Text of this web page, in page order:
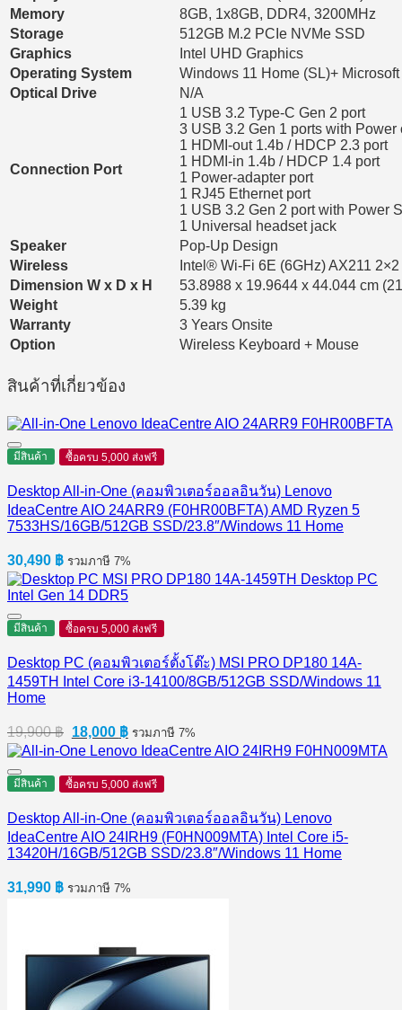
Memory
8GB, 1x8GB, DDR4, 3200MHz
Storage
512GB M.2 PCIe NVMe SSD
Graphics
Intel UHD Graphics
Operating System
Windows 11 Home (SL)+
Optical Drive
N/A
Connection Port
1 USB 3.2 Type-C Gen 2 port
3 USB 3.2 Gen 1 ports with Power
1 HDMI-out 1.4b / HDCP 2.3 port
1 HDMI-in 1.4b / HDCP 1.4 port
1 Power-adapter port
1 RJ45 Ethernet port
1 USB 3.2 Gen 2 port with Power
1 Universal headset jack
Speaker
Pop-Up Design
Wireless
Intel® Wi-Fi 6E (6GHz) AX211
Dimension W x D x H
53.8988 x 19.9644 x 44.044 cm
Weight
5.39 kg
Warranty
3 Years Onsite
Option
Wireless Keyboard + Mouse
สินค้าที่เกี่ยวข้อง
มีสินค้า ซื้อครบ 5,000 ส่งฟรี
Desktop All-in-One (คอมพิวเตอร์ออลอินวัน) Lenovo
IdeaCentre AIO 24ARR9 (F0HR00BFTA) AMD Ryzen 5
7533HS/16GB/512GB SSD/23.8″/Windows 11 Home
30,490 ฿ รวมภาษี 7%
มีสินค้า ซื้อครบ 5,000 ส่งฟรี
Desktop PC (คอมพิวเตอร์ตั้งโต๊ะ) MSI PRO DP180 14A-
1459TH Intel Core i3-14100/8GB/512GB SSD/Windows 11
Home
19,900฿ Original
price
was:
19,900 ฿.
18,000 ฿Current
price
is:
18,000 ฿.
รวมภาษี 7%
มีสินค้า ซื้อครบ 5,000 ส่งฟรี
Desktop All-in-One (คอมพิวเตอร์ออลอินวัน) Lenovo
IdeaCentre AIO 24IRH9 (F0HN009MTA) Intel Core i5-
13420H/16GB/512GB SSD/23.8″/Windows 11 Home
31,990 ฿ รวมภาษี 7%